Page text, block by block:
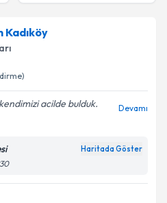
Kadıköy
acilde bulduk.
Devamı
Haritada Göster